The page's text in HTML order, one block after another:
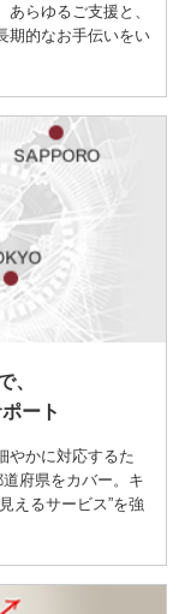
らゆるご支援と、
期的なお手伝いをい
、
ート
やかに対応するた
府県をカバー。キ
えるサービス”を強